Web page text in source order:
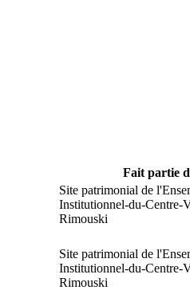
Fait partie
Site patrimonial de
Institutionnel-du-Centre-
Rimouski
Site patrimonial de
Institutionnel-du-Centre-
Rimouski